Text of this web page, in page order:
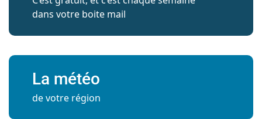
dans votre boite mail
La météo
de votre région